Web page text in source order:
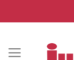
contenido